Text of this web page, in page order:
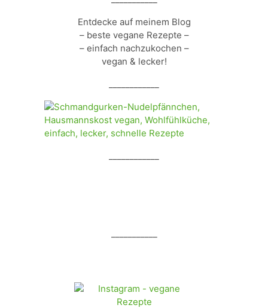
Entdecke auf meinem Blog
– beste vegane Rezepte –
– einfach nachzukochen –
vegan & lecker!